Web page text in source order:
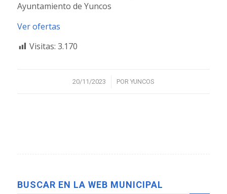
Ayuntamiento de Yuncos
Ver ofertas
Visitas: 3.170
20/11/2023
/ POR YUNCOS
BUSCAR EN LA WEB MUNICIPAL